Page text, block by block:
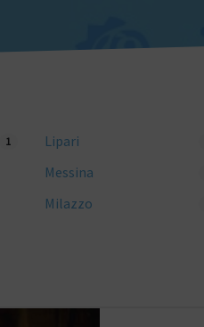
1 Lipari
Messina
Milazzo